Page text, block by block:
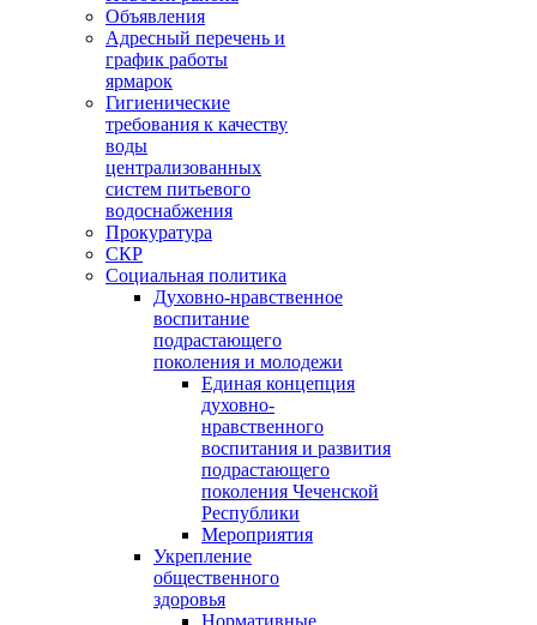
Объявления
Адресный перечень и
график работы
ярмарок
Гигиенические
требования к качеству
воды
централизованных
систем питьевого
водоснабжения
Прокуратура
СКР
Социальная политика
Духовно-нравственное
воспитание
подрастающего
поколения и молодежи
Единая концепция
духовно-
нравственного
воспитания и развития
подрастающего
поколения Чеченской
Республики
Мероприятия
Укрепление
общественного
здоровья
Нормативные